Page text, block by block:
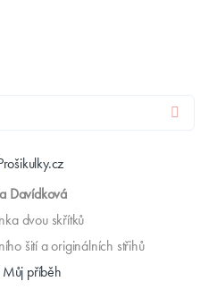
Davídková
dvou skřítků
šití a originálních střihů
příběh